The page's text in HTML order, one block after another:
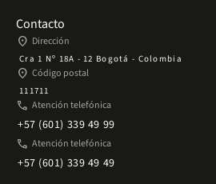
Contacto
place Dirección
Cra 1 Nº 18A - 12 Bogotá - Colombia
place Código postal
111711
phone Atención telefónica
+57 (601) 339 49 99
phone Atención telefónica
+57 (601) 339 49 49